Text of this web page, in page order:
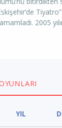
2005
YIL